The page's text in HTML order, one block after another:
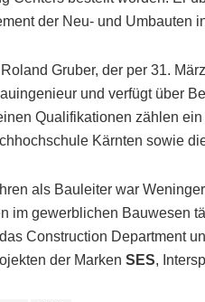
der Neu- und Umbauten
Gruber, der per 31.
und verfügt über
Qualifikationen zählen
Kärnten sowie
als Bauleiter war
im gewerblichen Bauwesen
Construction Department
der Marken SES,